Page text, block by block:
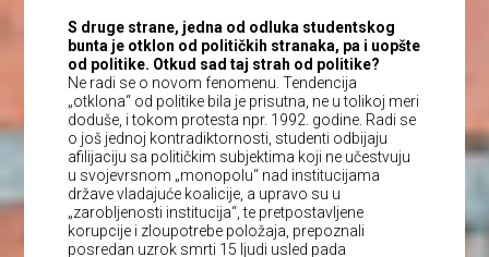
S druge strane, jedna od odluka studentskog
bunta je otklon od političkih stranaka, pa i uopšte
od politike. Otkud sad taj strah od politike?
Ne radi se o novom fenomenu. Tendencija
„otklona“ od politike bila je prisutna, ne u tolikoj meri
doduše, i tokom protesta npr. 1992. godine. Radi se
o još jednoj kontradiktornosti, studenti odbijaju
afilijaciju sa političkim subjektima koji ne učestvuju
u svojevrsnom „monopolu“ nad institucijama
države vladajuće koalicije, a upravo su u
„zarobljenosti institucija“, te pretpostavljene
korupcije i zloupotrebe položaja, prepoznali
posredan uzrok smrti 15 ljudi usled pada